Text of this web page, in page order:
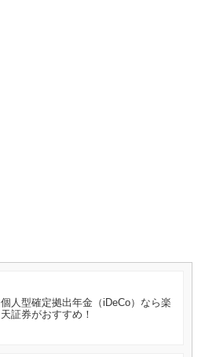
個人型確定拠出年金（iDeCo）なら楽
天証券がおすすめ！